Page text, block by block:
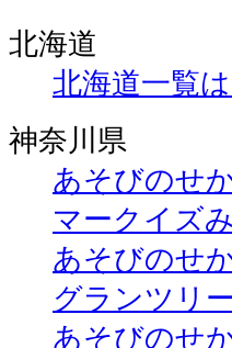
北海道
北海道一覧
神奈川県
あそびのせ
マークイズ
あそびのせ
グランツリ
あそびのせ